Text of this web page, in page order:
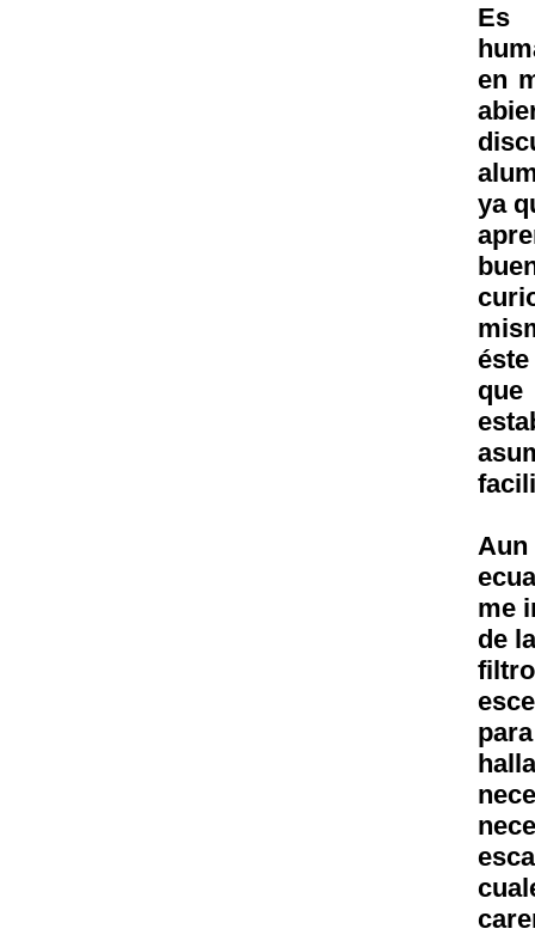
Es
en
ya
me
de